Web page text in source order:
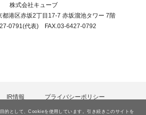
的として、Cookieを使用しています。引き続きこのサイトを
株式会社キューブ
港区赤坂2丁目17-7 赤坂溜池タワー 7階
0791(代表) FAX.03-6427-0792
IR情報
プライバシーポリシー